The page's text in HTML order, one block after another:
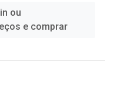
ou
e comprar